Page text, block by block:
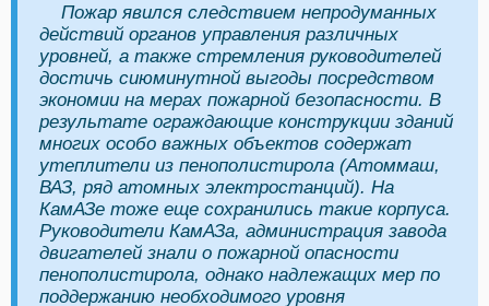
Пожар явился следствием непродуманных
действий органов управления различных
уровней, а также стремления руководителей
достичь сиюминутной выгоды посредством
экономии на мерах пожарной безопасности. В
результате ограждающие конструкции зданий
многих особо важных объектов содержат
утеплители из пенополистирола (Атоммаш,
ВАЗ, ряд атомных электростанций). На
КамАЗе тоже еще сохранились такие корпуса.
Руководители КамАЗа, администрация завода
двигателей знали о пожарной опасности
пенополистирола, однако надлежащих мер по
поддержанию необходимого уровня